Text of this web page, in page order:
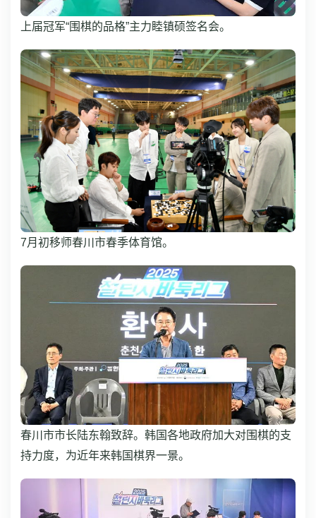
上届冠军“围棋的品格”主力睦镇硕签名会。
7月初移师春川市春季体育馆。
春川市市长陆东翰致辞。韩国各地政府加大对围棋的支
持力度，为近年来韩国棋界一景。